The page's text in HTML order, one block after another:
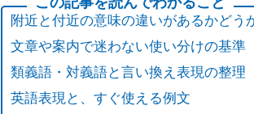
附近と付近の意味の違いがあるかどう
文章や案内で迷わない使い分けの基準
類義語・対義語と言い換え表現の整理
英語表現と、すぐ使える例文